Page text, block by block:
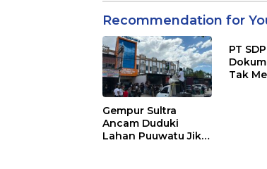
Recommendation for
Gempur Sultra
Ancam Duduki
Lahan Puuwatu Jika
PT
Tak